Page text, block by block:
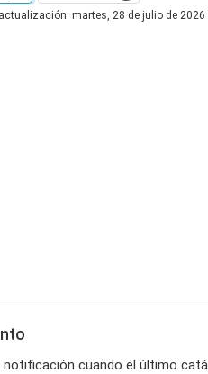
martes, 28 de julio de 2026
notificación cuando el último